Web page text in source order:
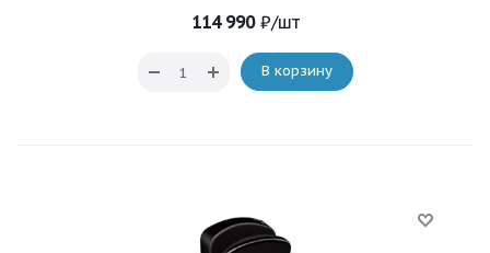
114 990₽/шт
В корзину